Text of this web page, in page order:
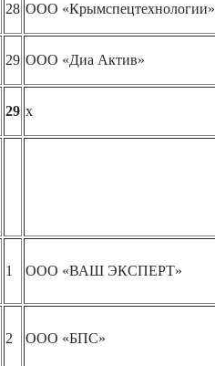
28 ООО «Крымспецтехнологии»
29 ООО «Диа Актив»
29 х
1 ООО «ВАШ ЭКСПЕРТ»
2 ООО «БПС»